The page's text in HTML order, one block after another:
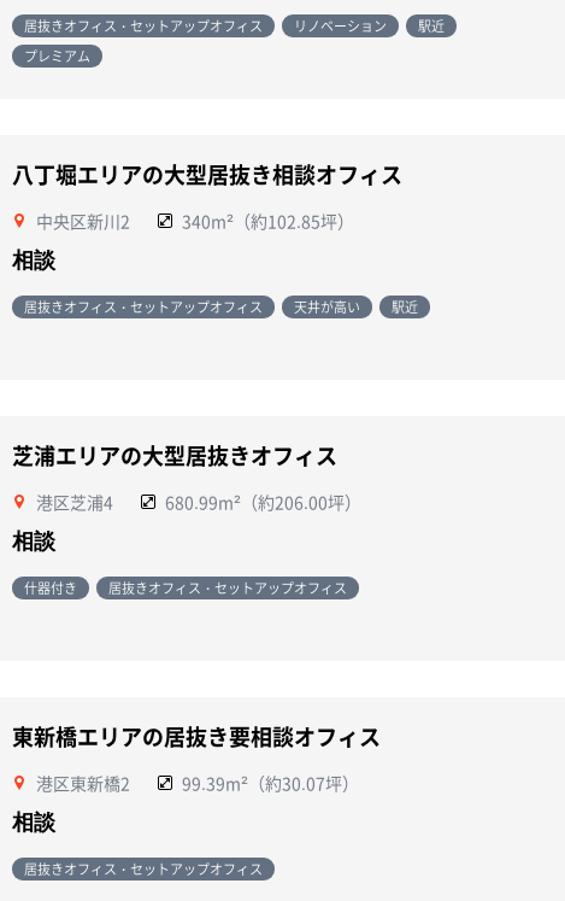
居抜きオフィス・セットアップオフィス リノベーション
駅近
プレミアム
八丁堀エリアの大型居抜き相談オフィス
中央区新川2 340m²（約102.85坪）
相談
居抜きオフィス・セットアップオフィス 天井が高い 駅近
芝浦エリアの大型居抜きオフィス
港区芝浦4 680.99m²（約206.00坪）
相談
什器付き 居抜きオフィス・セットアップオフィス
東新橋エリアの居抜き要相談オフィス
港区東新橋2 99.39m²（約30.07坪）
相談
居抜きオフィス・セットアップオフィス